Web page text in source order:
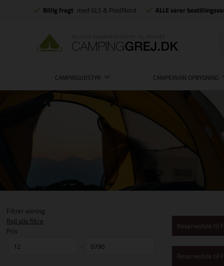
Billig fragt med GLS & PostNord ALLE varer
CAMPINGUDSTYR CAMPERVAN OPBYGNING
Filtrer visning
Ryd alle filtre
Pris
-
Reservedele til
Reservedele til